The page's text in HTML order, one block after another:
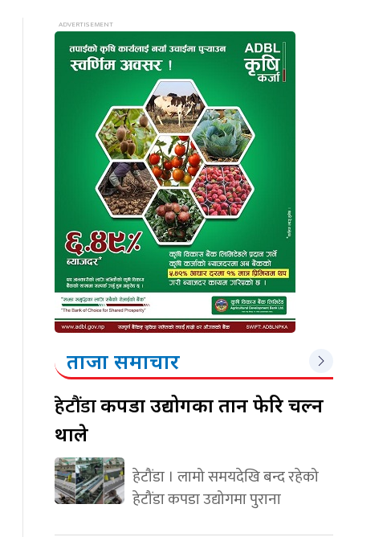
ताजा समाचार
हेटौंडाकपडा उद्योगका तान फेरि चल्न
थाले
हेटौंडा । लामो समयदेखि बन्द रहेको
हेटौंडा कपडा उद्योगमा पुराना